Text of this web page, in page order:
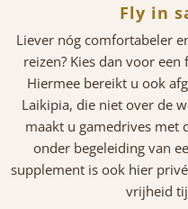
Fly in
Liever nóg comfortabeler
reizen? Kies dan voor
Hiermee bereikt u ook
Laikipia, die niet over de
maakt u gamedrives met
onder begeleiding van
supplement is ook hier
vrijheid